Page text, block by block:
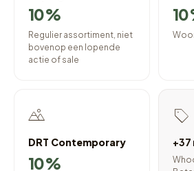
10%
Regulier assortiment, niet
bovenop een lopende
actie of sale
DRT Contemporary
10%
+37